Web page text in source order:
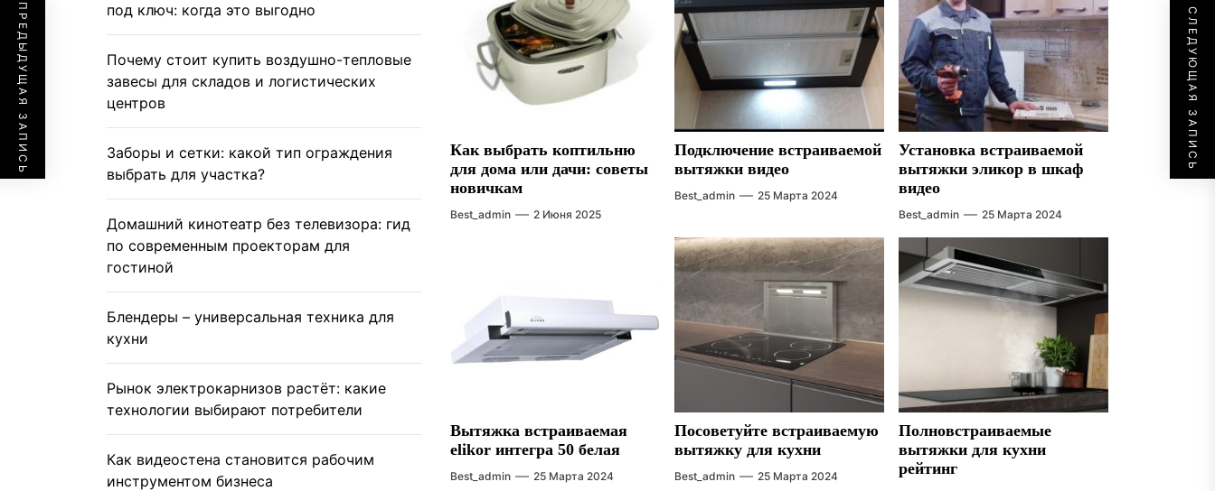
ПРЕДЫДУЩАЯ ЗАПИСЬ СЛЕДУЮЩАЯ ЗАПИСЬ
Как выбрать коптильню
для дома или дачи: советы
новичкам
Best_admin 2 Июня 2025
Подключение встраиваемой
вытяжки видео
Best_admin 25 Марта 2024
Установка встраиваемой
вытяжки эликор в шкаф
видео
Best_admin 25 Марта 2024
Вытяжка встраиваемая
elikor интегра 50 белая
Best_admin 25 Марта 2024
Посоветуйте встраиваемую
вытяжку для кухни
Best_admin 25 Марта 2024
Полновстраиваемые
вытяжки для кухни
рейтинг
под ключ: когда это выгодно
Почему стоит купить воздушно-тепловые
завесы для складов и логистических
центров
Заборы и сетки: какой тип ограждения
выбрать для участка?
Домашний кинотеатр без телевизора: гид
по современным проекторам для
гостиной
Блендеры – универсальная техника для
кухни
Рынок электрокарнизов растёт: какие
технологии выбирают потребители
Как видеостена становится рабочим
инструментом бизнеса